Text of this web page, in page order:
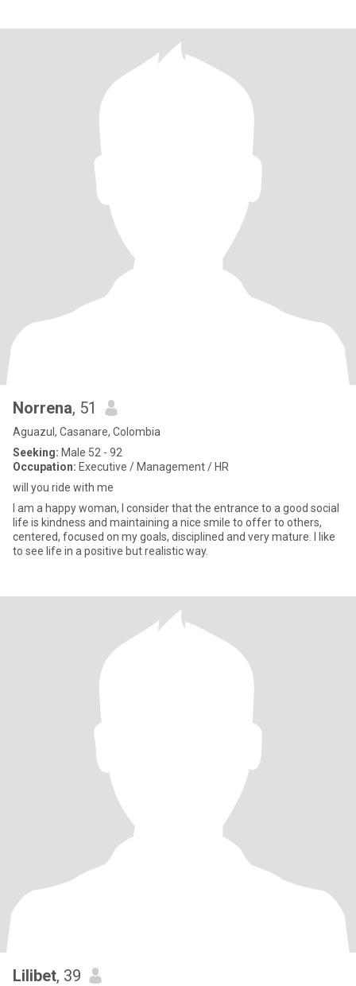
Norrena, 51
Aguazul, Casanare, Colombia
Seeking: Male 52 - 92
Occupation: Executive / Management / HR
will you ride with me
I am a happy woman, I consider that the entrance to a good social
life is kindness and maintaining a nice smile to offer to others,
centered, focused on my goals, disciplined and very mature. I like
to see life in a positive but realistic way.
Lilibet, 39